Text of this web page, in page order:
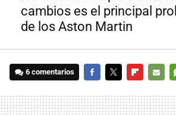
cambios es el principal
de los Aston Martin
6 comentarios
MAIL